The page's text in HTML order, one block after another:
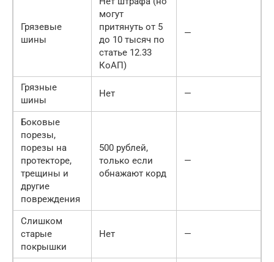
Грязевые
шины
могут
притянуть от 5
до 10 тысяч по
статье 12.33
КоАП)
—
Грязные
шины
Нет —
Боковые
порезы,
порезы на
протекторе,
трещины и
другие
повреждения
500 рублей,
только если
обнажают корд
—
Слишком
старые
покрышки
Нет —